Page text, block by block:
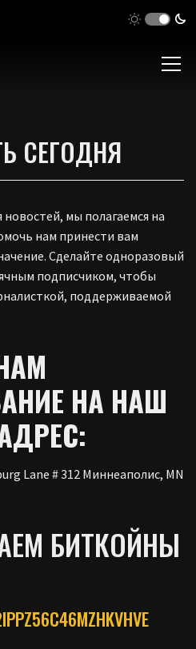
СЕГОДНЯ
мы полагаемся на
нам принести вам
Сделайте одноразовый
подписчиком, чтобы
поддерживаемой
НА НАШ
Lane # 312 Миннеаполис, MN
БИТКОЙНЫ